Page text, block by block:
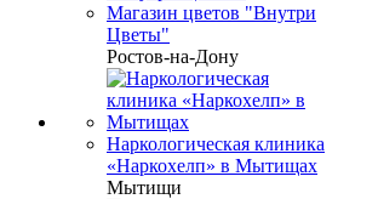
Магазин цветов "Внутри
Цветы"
Ростов-на-Дону
Наркологическая клиника
«Наркохелп» в Мытищах
Мытищи